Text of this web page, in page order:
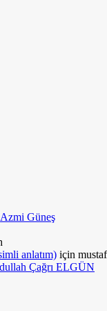
Azmi Güneş
anlatım) için
Çağrı ELGÜN